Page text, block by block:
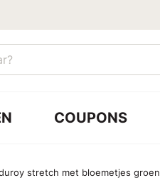
COUPONS
stretch met bloemetjes groen